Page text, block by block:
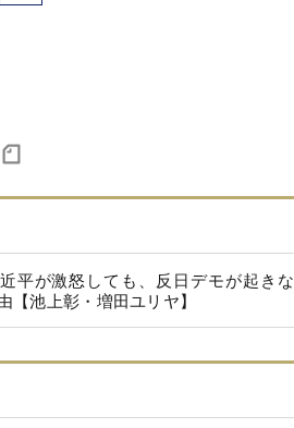
平が激怒しても、反日デモが起きな
【池上彰・増田ユリヤ】